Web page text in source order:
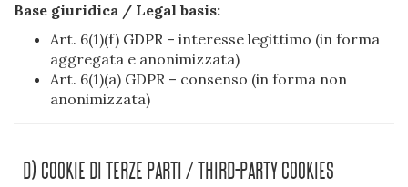
Base giuridica / Legal basis:
Art. 6(1)(f) GDPR – interesse legittimo (in forma
aggregata e anonimizzata)
Art. 6(1)(a) GDPR – consenso (in forma non
anonimizzata)
D) Cookie Di Terze Parti / Third-Party Cookies